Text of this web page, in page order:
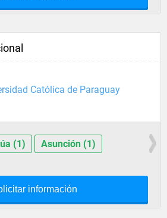
Católica de Paraguay
(1) Asunción (1)
información